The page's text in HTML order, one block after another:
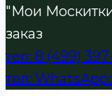
"Мои
заказ
тел: 8 (499)
тел: